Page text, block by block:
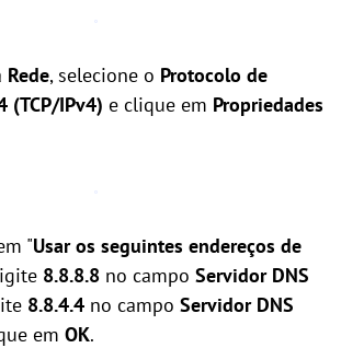
Rede, selecione o Protocolo de
(TCP/IPv4) e clique em Propriedades
"Usar os seguintes endereços de
8.8.8.8 no campo Servidor DNS
8.8.4.4 no campo Servidor DNS
em OK.